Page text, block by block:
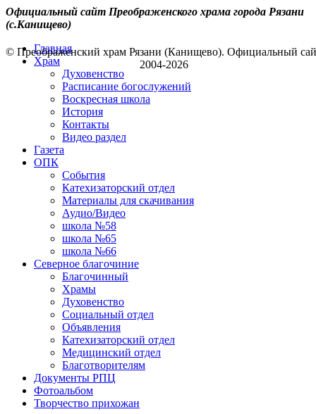
Официальный сайт Преображенского храма города Рязани
(с.Канищево)
Главная
Храм
Духовенство
Расписание богослужений
Воскресная школа
История
Контакты
Видео раздел
Газета
ОПК
События
Катехизаторский отдел
Материалы для скачивания
Аудио/Видео
школа №58
школа №65
школа №66
Северное благочиние
Благочинный
Храмы
Духовенство
Социальный отдел
Объявления
Катехизаторский отдел
Медицинский отдел
Благотворителям
Документы РПЦ
Фотоальбом
Творчество прихожан
© Преображенский храм Рязани (Канищево). Официальный
2004-2026